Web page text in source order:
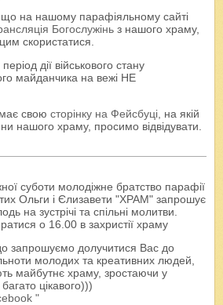
на нашому парафіяльному сайті
Богослужінь з нашого храму,
скористатися.
дії військового стану
майданчика на вежі НЕ
свою сторінку на Фейсбуці , на якій
нашого храму, просимо відвідувати.
суботи молодіжне братство парафії
Ольги і Єлизавети "ХРАМ" запрошує
на зустрічі та спільні молитви.
о 16.00 в захристії храму
запрошуємо долучитися Вас до
молодих та креативних людей,
майбутнє храму, зростаючи у
цікавого)))
"